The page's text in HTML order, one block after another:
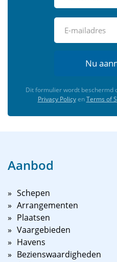
Nu
Dit formulier wordt beschermd
Privacy PolicyenTerms of
Aanbod
Schepen
Arrangementen
Plaatsen
Vaargebieden
Havens
Bezienswaardigheden